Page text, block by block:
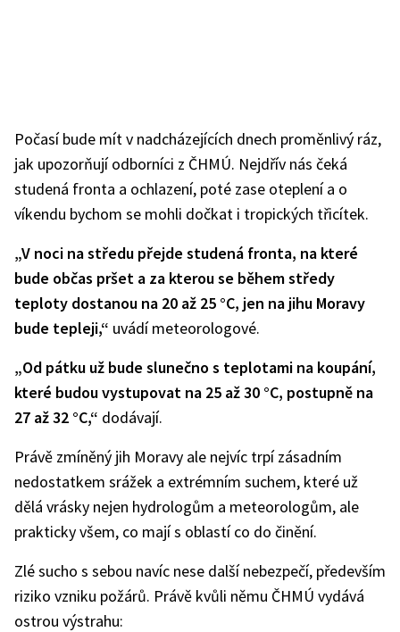
Počasí bude mít v nadcházejících dnech proměnlivý ráz,
jak upozorňují odborníci z ČHMÚ. Nejdřív nás čeká
studená fronta a ochlazení, poté zase oteplení a o
víkendu bychom se mohli dočkat i tropických třicítek.
„V noci na středu přejde studená fronta, na které
bude občas pršet a za kterou se během středy
teploty dostanou na 20 až 25 °C, jen na jihu Moravy
bude tepleji,“ uvádí meteorologové.
„Od pátku už bude slunečno s teplotami na koupání,
které budou vystupovat na 25 až 30 °C, postupně na
27 až 32 °C,“ dodávají.
Právě zmíněný jih Moravy ale nejvíc trpí zásadním
nedostatkem srážek a extrémním suchem, které už
dělá vrásky nejen hydrologům a meteorologům, ale
prakticky všem, co mají s oblastí co do činění.
Zlé sucho s sebou navíc nese další nebezpečí, především
riziko vzniku požárů. Právě kvůli němu ČHMÚ vydává
ostrou výstrahu: